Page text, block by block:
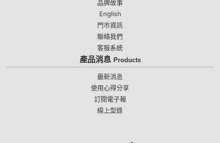
品牌故事
English
門市資訊
聯絡我們
客服系統
產品消息 Products
最新消息
使用心得分享
訂閱電子報
線上型錄